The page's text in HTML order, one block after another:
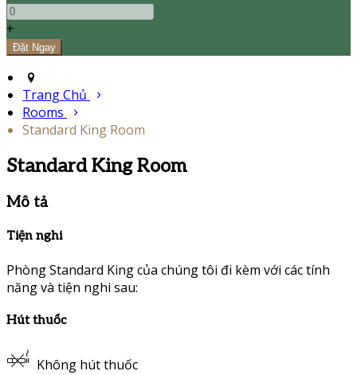
+
Trang Chủ
Rooms
Standard King Room
Standard King Room
Mô tả
Tiện nghi
Phòng Standard King của chúng tôi đi kèm với các tính
năng và tiện nghi sau:
Hút thuốc
Không hút thuốc